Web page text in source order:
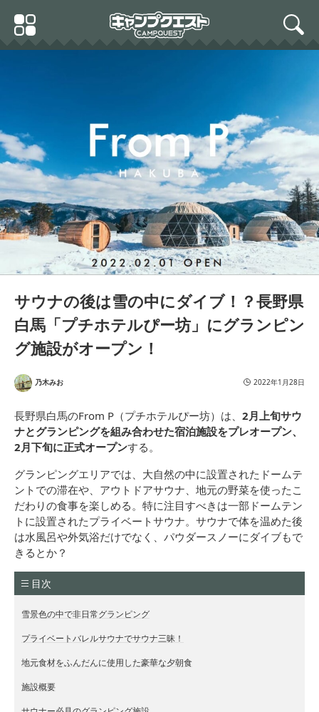
Primary
Menu
search
サウナの後は雪の中にダイブ！？長野県
白馬「プチホテルぴー坊」にグランピン
グ施設がオープン！
乃木みお 2022年1月28日
長野県白馬のFrom P（プチホテルぴー坊）は、 2月上旬サウ
ナとグランピングを組み合わせた宿泊施設をプレオープン、
2月下旬に正式オープンする。
グランピングエリアでは、大自然の中に設置されたドームテ
ントでの滞在や、アウトドアサウナ、地元の野菜を使ったこ
だわりの食事を楽しめる。特に注目すべきは一部ドームテン
トに設置されたプライベートサウナ。サウナで体を温めた後
は水風呂や外気浴だけでなく、パウダースノーにダイブもで
きるとか？
目次
雪景色の中で非日常グランピング
プライベートバレルサウナでサウナ三昧！
地元食材をふんだんに使用した豪華な夕朝食
施設概要